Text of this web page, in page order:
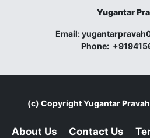
Yugantar
Email:
Phone:
(c) CopyrightYugantar Pravah
About Us Contact Us